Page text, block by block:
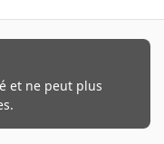
et ne peut plus